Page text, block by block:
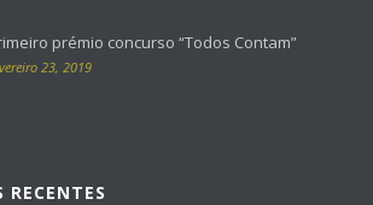
prémio concurso “Todos Contam”
23, 2019
RECENTES